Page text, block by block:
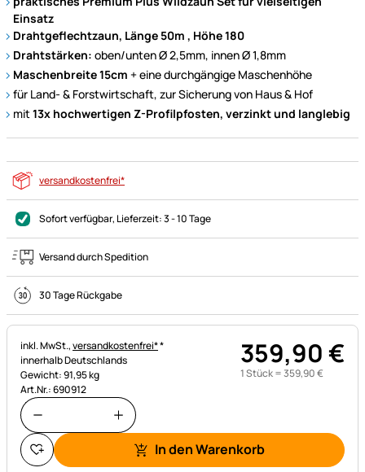
Einsatz
Drahtgeflechtzaun, Länge 50m , Höhe 180
Drahtstärken: oben/unten Ø 2,5mm, innen Ø 1,8mm
Maschenbreite 15cm + eine durchgängige Maschenhöhe
für Land- & Forstwirtschaft, zur Sicherung von Haus & Hof
mit13x hochwertigen Z-Profilpfosten, verzinkt und langlebig
versandkostenfrei*
Sofort verfügbar, Lieferzeit:3 - 10 Tage
Versand durch Spedition
30 Tage Rückgabe
Steuerhinweis:
inkl. MwSt.,versandkostenfrei**
innerhalb Deutschlands
Gewicht: 91,95 kg
Art.Nr.: 690912
359,90€
1 Stück =359,90€
In den Warenkorb